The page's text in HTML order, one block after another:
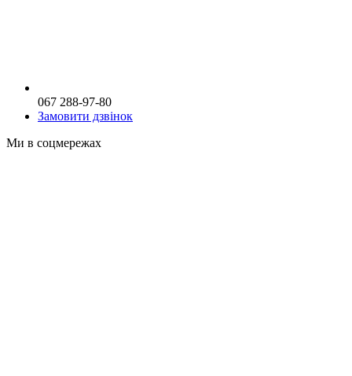
067 288-97-80
Замовити дзвінок
Ми в соцмережах